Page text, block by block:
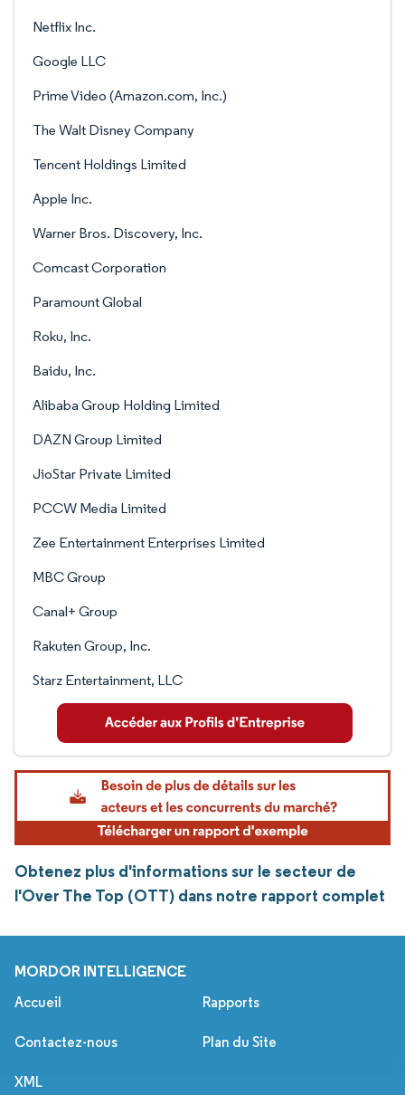
Netflix Inc.
Google LLC
Prime Video (Amazon.com, Inc.)
The Walt Disney Company
Tencent Holdings Limited
Apple Inc.
Warner Bros. Discovery, Inc.
Comcast Corporation
Paramount Global
Roku, Inc.
Baidu, Inc.
Alibaba Group Holding Limited
DAZN Group Limited
JioStar Private Limited
PCCW Media Limited
Zee Entertainment Enterprises Limited
MBC Group
Canal+ Group
Rakuten Group, Inc.
Starz Entertainment, LLC
Obtenez plus d'informations sur le secteur de
l'Over The Top (OTT) dans notre rapport complet
MORDOR INTELLIGENCE
Accueil Rapports
Contactez-nous Plan du Site
XML